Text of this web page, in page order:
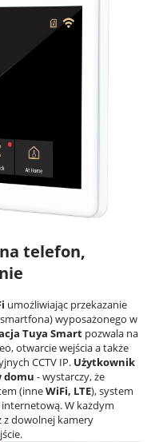
telefon,
umożliwiając przekazanie
wyposażonego w
Tuya Smart pozwala na
otwarcie wejścia a także
CCTV IP. Użytkownik
domu - wystarczy, że
(inneWiFi, LTE), system
W każdym
z dowolnej kamery